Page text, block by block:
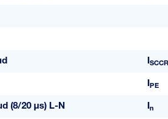
ISCCR
IPE
(8/20 µs) L-N In